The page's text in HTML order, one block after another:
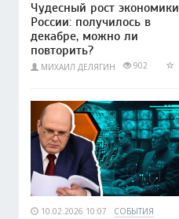
Чудесный рост экономики
России: получилось в
декабре, можно ли
повторить?
МИХАИЛ ДЕЛЯГИН 902
10.02.2026 10:07 СОБЫТИЯ